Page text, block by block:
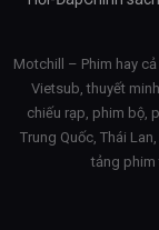
Motchill – Phim hay
Vietsub, thuyết
chiếu rạp, phim bộ,
Trung Quốc, Thái
tảng phim